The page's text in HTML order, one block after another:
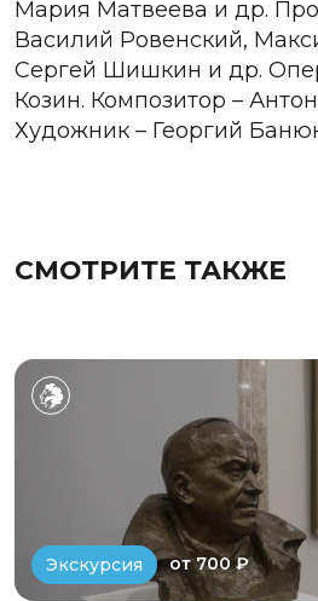
Мария Матвеева и др.
Василий Ровенский,
Сергей Шишкин и др.
Козин. Композитор –
Художник – Георгий
СМОТРИТЕ ТАКЖЕ
Экскурсия от 700 ₽